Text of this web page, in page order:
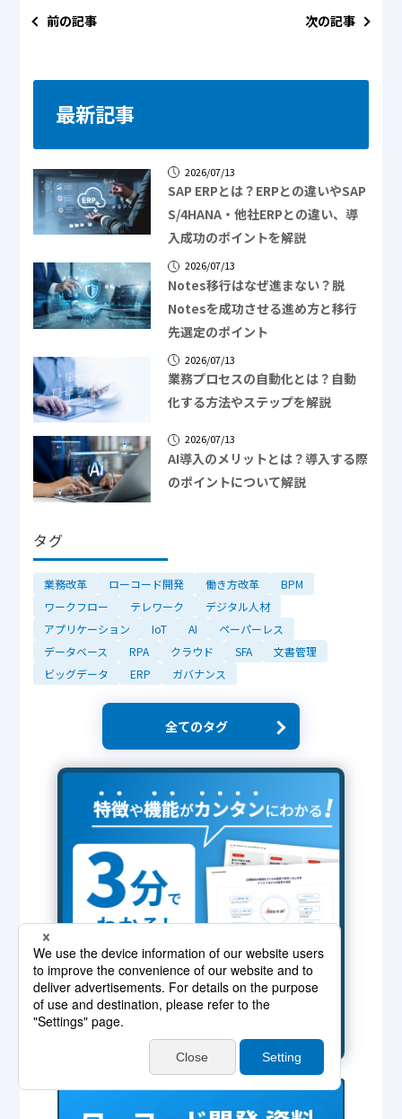
前の記事 次の記事
最新記事
2026/07/13
SAP ERPとは？ERPとの違いやSAP
S/4HANA・他社ERPとの違い、導
入成功のポイントを解説
2026/07/13
Notes移行はなぜ進まない？脱
Notesを成功させる進め方と移行
先選定のポイント
2026/07/13
業務プロセスの自動化とは？自動
化する方法やステップを解説
2026/07/13
AI導入のメリットとは？導入する際
のポイントについて解説
タグ
業務改革 ローコード開発 働き方改革
BPM
ワークフロー
テレワーク
デジタル人材
アプリケーション
IoT AI
ペーパーレス
データベース
RPA クラウド SFA
文書管理
ビッグデータ
ERP ガバナンス
全てのタグ